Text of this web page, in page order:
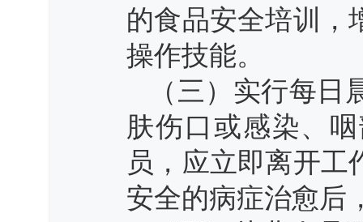
的食品安全培训，
操作技能。
（三）实行每
肤伤口或感染、
员，应立即离开工
安全的病症治愈后